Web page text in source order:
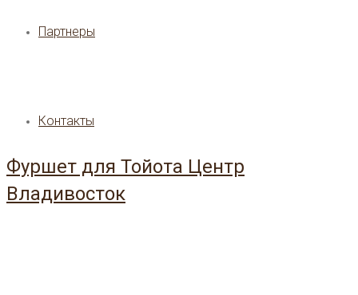
Партнеры
Контакты
Фуршет для Тойота Центр
Владивосток